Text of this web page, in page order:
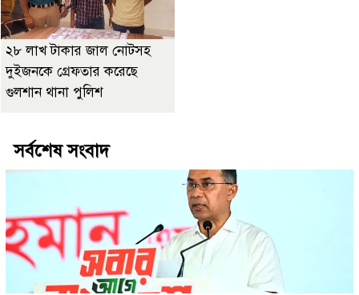
২৮ লাখ টাকার জাল নোটসহ
দুইজনকে গ্রেফতার করেছে
গুলশান থানা পুলিশ
সর্বশেষ সংবাদ